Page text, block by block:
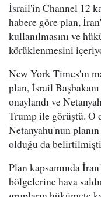
İsrail'in Channel 12
habere göre plan,
kullanılmasını ve
körüklenmesini
New York Times'ın
plan, İsrail
onaylandı ve
Trump ile görüştü. O
Netanyahu'nun planın
olduğu da
Plan kapsamında
bölgelerine hava